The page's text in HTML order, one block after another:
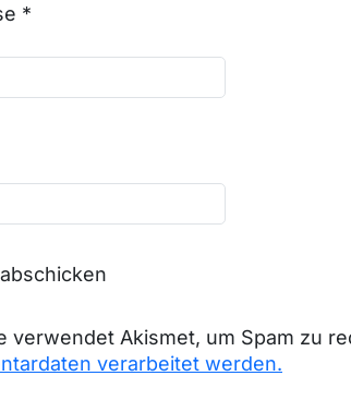
*
verwendet Akismet, um Spam zu
verarbeitet werden.